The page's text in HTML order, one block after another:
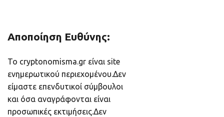
Αποποίηση Ευθύνης:
Το cryptonomisma.gr είναι site
ενημερωτικού περιεχομένου.Δεν
είμαστε επενδυτικοί σύμβουλοι
και όσα αναγράφονται είναι
προσωπικές εκτιμήσεις.Δεν